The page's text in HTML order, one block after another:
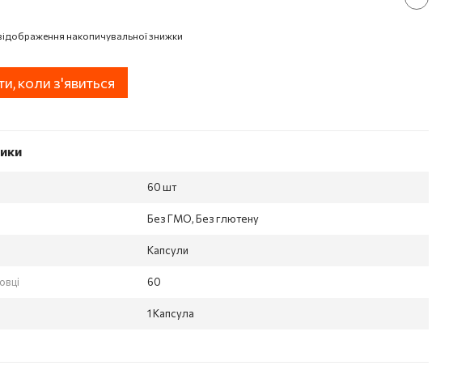
накопичувальної знижки
коли з'явиться
60 шт
Без ГМО, Без глютену
Капсули
60
1 Капсула